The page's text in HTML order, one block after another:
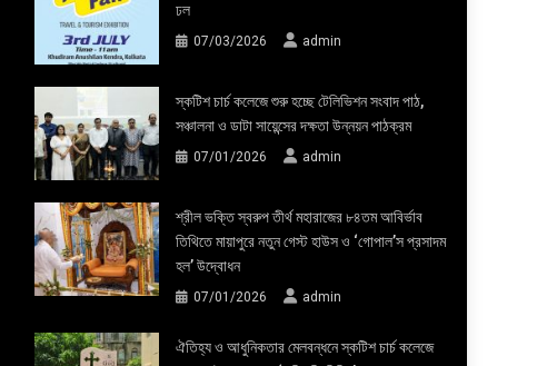
ঢল
07/03/2026 admin
স্কটিশ চার্চ কলেজে শুরু হচ্ছে টেলিভিশন সংবাদ পাঠ,
সঞ্চালনা ও ডাটা সায়েন্সের দক্ষতা উন্নয়ন পাঠক্রম
07/01/2026 admin
শ্রীল ভক্তি স্বরুপ তীর্থ মহারাজের ৮৪তম আবির্ভাব
তিথিতে মায়াপুরে নতুন গেস্ট হাউস ও ‘গোপাল’স প্রসাদম
হল’ উদ্বোধন
07/01/2026 admin
ঐতিহ্য ও আধুনিকতার মেলবন্ধনে স্কটিশ চার্চ কলেজে